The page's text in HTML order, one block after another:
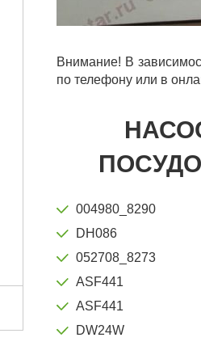
Внимание! В
по телефону или в
004980_8290
DH086
052708_8273
ASF441
ASF441
DW24W